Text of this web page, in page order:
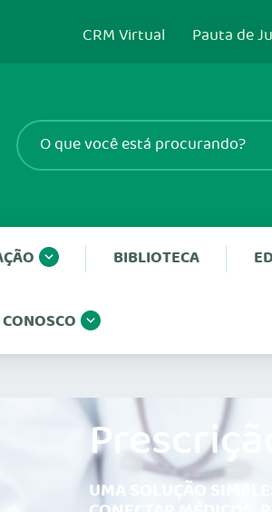
CRM Virtual Pauta de
BIBLIOTECA
UMA SOLUÇÃO